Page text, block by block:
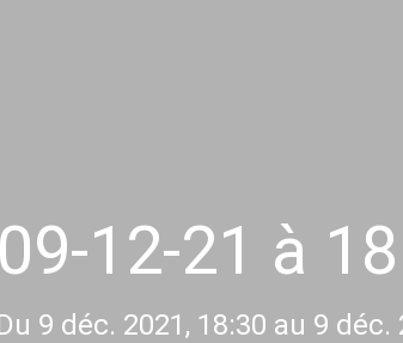
12-21 à
9 déc. 2021, 18:30 au 9 déc.